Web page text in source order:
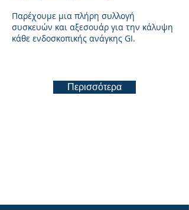
Παρέχουμε μια πλήρη συλλογή
συσκευών και αξεσουάρ για την κάλυψη
κάθε ενδοσκοπικής ανάγκης GI.
Περισσότερα